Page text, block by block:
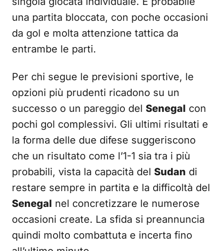
una partita bloccata, con poche occasioni
da gol e molta attenzione tattica da
entrambe le parti.
Per chi segue le previsioni sportive, le
opzioni più prudenti ricadono su un
successo o un pareggio del Senegal con
pochi gol complessivi. Gli ultimi risultati e
la forma delle due difese suggeriscono
che un risultato come l’1-1 sia tra i più
probabili, vista la capacità del Sudan di
restare sempre in partita e la difficoltà del
Senegal nel concretizzare le numerose
occasioni create. La sfida si preannuncia
quindi molto combattuta e incerta fino